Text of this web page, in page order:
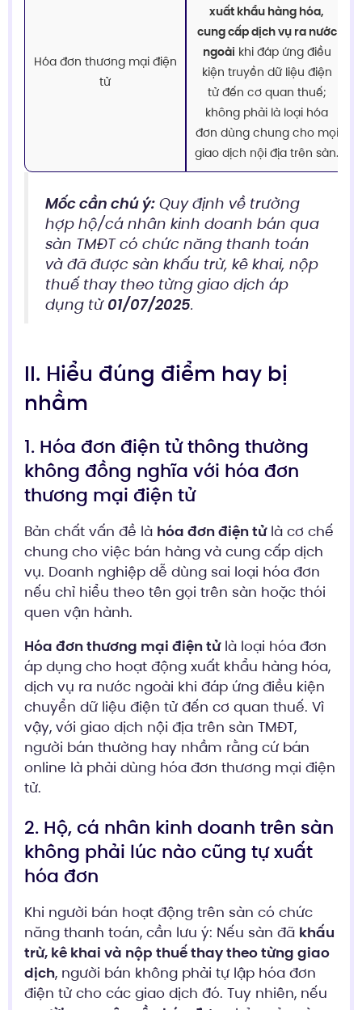
Hóa đơn thương mại điện
tử
xuất khẩu hàng hóa,
cung cấp dịch vụ ra nước
ngoài khi đáp ứng điều
kiện truyền dữ liệu điện
tử đến cơ quan thuế;
không phải là loại hóa
đơn dùng chung cho mọi
giao dịch nội địa trên sàn.
Mốc cần chú ý:Quy định về trường
hợp hộ/cá nhân kinh doanh bán qua
sàn TMĐT có chức năng thanh toán
và đã được sàn khấu trừ, kê khai, nộp
thuế thay theo từng giao dịch áp
dụng từ 01/07/2025.
II. Hiểu đúng điểm hay bị
nhầm
1. Hóa đơn điện tử thông thường
không đồng nghĩa với hóa đơn
thương mại điện tử
Bản chất vấn đề là hóa đơn điện tửlà cơ chế
chung cho việc bán hàng và cung cấp dịch
vụ. Doanh nghiệp dễ dùng sai loại hóa đơn
nếu chỉ hiểu theo tên gọi trên sàn hoặc thói
quen vận hành.
Hóa đơn thương mại điện tửlà loại hóa đơn
áp dụng cho hoạt động xuất khẩu hàng hóa,
dịch vụ ra nước ngoài khi đáp ứng điều kiện
chuyển dữ liệu điện tử đến cơ quan thuế. Vì
vậy, với giao dịch nội địa trên sàn TMĐT,
người bán thường hay nhầm rằng cứ bán
online là phải dùng hóa đơn thương mại điện
tử.
2. Hộ, cá nhân kinh doanh trên sàn
không phải lúc nào cũng tự xuất
hóa đơn
Khi người bán hoạt động trên sàn có chức
năng thanh toán, cần lưu ý: Nếu sàn đã khấu
trừ, kê khai và nộp thuế thay theo từng giao
dịch, người bán không phải tự lập hóa đơn
điện tử cho các giao dịch đó. Tuy nhiên, nếu